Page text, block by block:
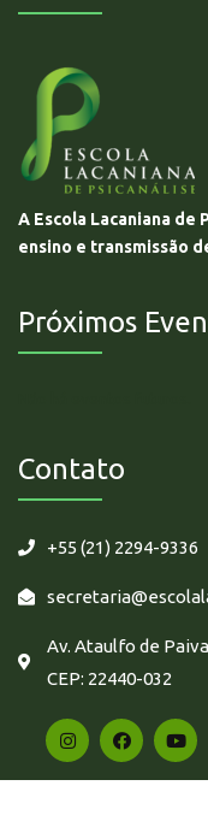
A Escola Lacaniana de
ensino e transmissão
Próximos
Contato
+55 (21) 2294-9336
Av. Ataulfo de
CEP: 22440-032